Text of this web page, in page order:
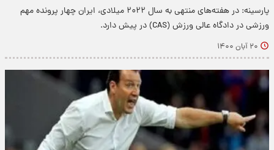
پارسینه: در هفته‌های منتهی به سال ۲۰۲۲ میلادی، ایران چهار پرونده مهم
ورزشی در دادگاه عالی ورزش (CAS) در پیش دارد.
۲۰ آبان ۱۴۰۰